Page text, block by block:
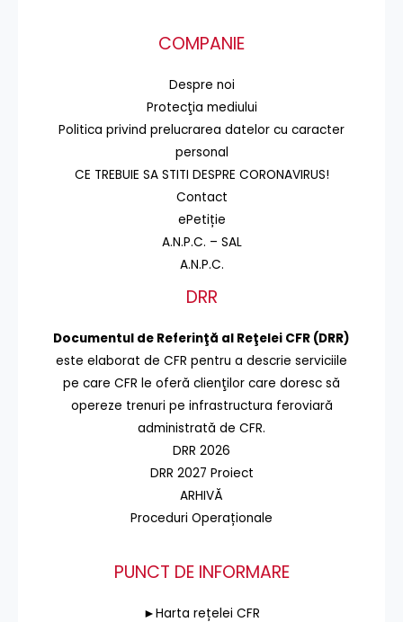
COMPANIE
Despre noi
Protecţia mediului
Politica privind prelucrarea datelor cu caracter
personal
CE TREBUIE SA STITI DESPRE CORONAVIRUS!
Contact
ePetiție
A.N.P.C. – SAL
A.N.P.C.
DRR
Documentul de Referinţă al Reţelei CFR (DRR)
este elaborat de CFR pentru a descrie serviciile
pe care CFR le oferă clienţilor care doresc să
opereze trenuri pe infrastructura feroviară
administrată de CFR.
DRR 2026
DRR 2027 Proiect
ARHIVĂ
Proceduri Operaționale
PUNCT DE INFORMARE
►Harta rețelei CFR